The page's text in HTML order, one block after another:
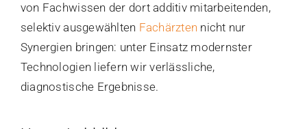
von Fachwissen der dort additiv mitarbeitenden,
selektiv ausgewählten Fachärzten nicht nur
Synergien bringen: unter Einsatz modernster
Technologien liefern wir verlässliche,
diagnostische Ergebnisse.